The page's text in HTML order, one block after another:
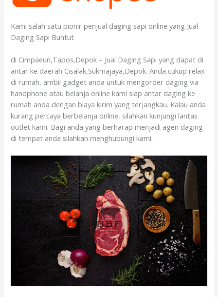
Kami salah satu pionir penjual daging sapi online yang Jual
Daging Sapi Buntut
di Cimpaeun,Tapos,Depok – Jual Daging Sapi yang dapat di
antar ke daerah Cisalak,Sukmajaya,Depok. Anda cukup relax
di rumah, ambil gadget anda untuk mengorder daging via
handphone atau belanja online kami siap antar daging ke
rumah anda dengan biaya kirim yang terjangkau. Kalau anda
kurang percaya berbelanja online, silahkan kunjungi lantas
outlet kami. Bagi anda yang berharap menjadi agen daging
di tempat anda silahkan menghubungi kami.